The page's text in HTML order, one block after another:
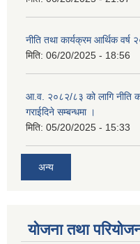
नीति तथा कार्यक्रम आर्थिक वर्ष
मिति: 06/20/2025 - 18:56
आ.व. २०८२/८३ को लागि नीति
गराईदिने सम्बन्धमा ।
मिति: 05/20/2025 - 15:33
अन्य
योजना तथा